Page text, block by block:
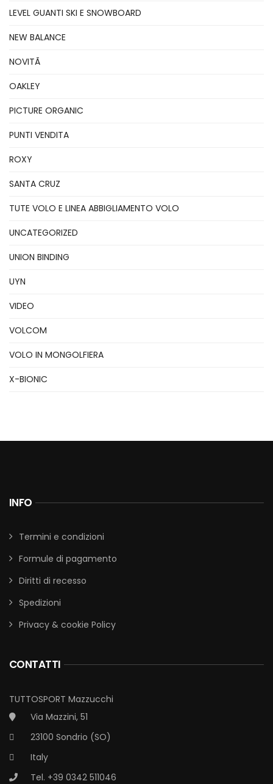
LEVEL GUANTI SKI E SNOWBOARD
NEW BALANCE
NOVITÃ
OAKLEY
PICTURE ORGANIC
PUNTI VENDITA
ROXY
SANTA CRUZ
TUTE VOLO E LINEA ABBIGLIAMENTO VOLO
UNCATEGORIZED
UNION BINDING
UYN
VIDEO
VOLCOM
VOLO IN MONGOLFIERA
X-BIONIC
INFO
Termini e condizioni
Formule di pagamento
Diritti di recesso
Spedizioni
Privacy & cookie Policy
CONTATTI
TUTTOSPORT Mazzucchi
Via Mazzini, 51
23100 Sondrio (SO)
Italy
Tel. +39 0342 511046